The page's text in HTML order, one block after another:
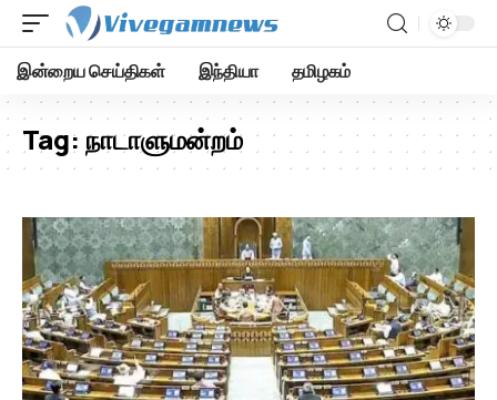
இன்றைய செய்திகள் இந்தியா தமிழகம்
Tag: நாடாளுமன்றம்